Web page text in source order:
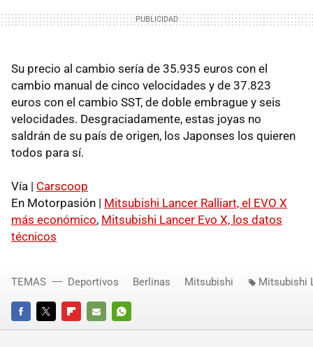
Su precio al cambio sería de 35.935 euros con el
cambio manual de cinco velocidades y de 37.823
euros con el cambio SST, de doble embrague y seis
velocidades. Desgraciadamente, estas joyas no
saldrán de su país de origen, los Japonses los quieren
todos para sí.
Vía | Carscoop
En Motorpasión | Mitsubishi Lancer Ralliart, el EVO X
más económico, Mitsubishi Lancer Evo X, los datos
técnicos
FACEBOOKTWITTERFLIPBOARD
E-
WHATSAPP
TEMAS Deportivos Berlinas Mitsubishi Mitsubishi